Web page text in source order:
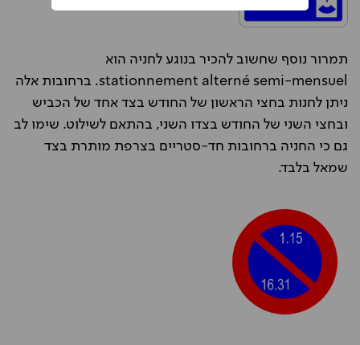
תמרור נוסף שחשוב להכיר בנוגע לחניה הוא
stationnement alterné semi-mensuel. ברחובות אלה
ניתן לחנות בחצי הראשון של החודש בצד אחד של הכביש
ובחצי השני של החודש בצדו השני, בהתאם לשילוט. שימו לב
גם כי החניה ברחובות חד-סטריים בצרפת מותרת בצד
שמאל בלבד.